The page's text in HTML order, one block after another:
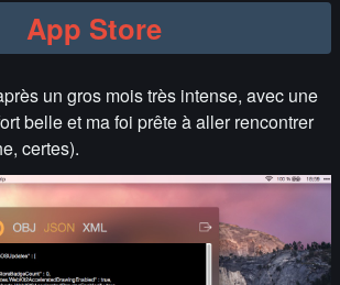
App Store
un gros mois très intense, avec une
belle et ma foi prête à aller rencontrer
certes).